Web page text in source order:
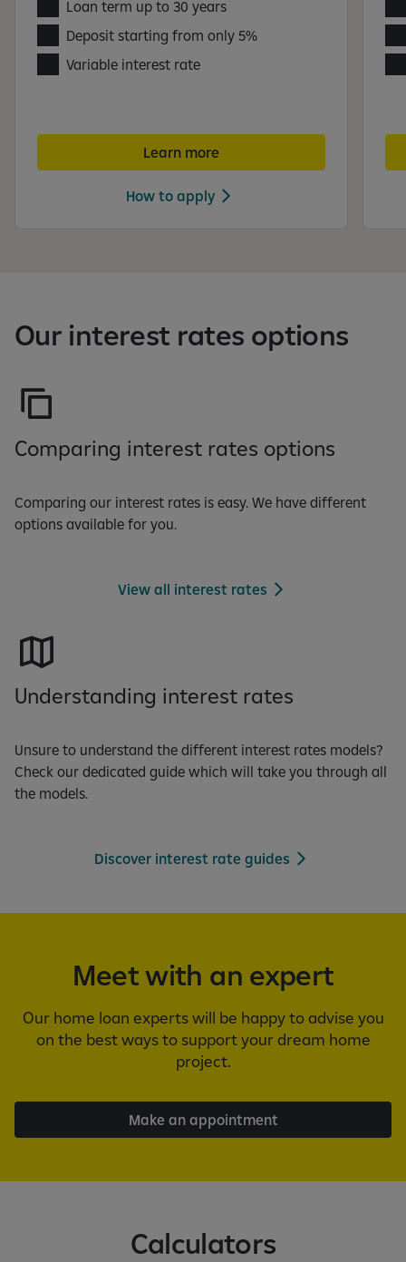
Loan term up to 30 years
Deposit starting from only 5%
Variable interest rate
Learn more
How to apply
t
ë
u
h
m
1
e
Our interest rates options
Comparing interest rates options
Comparing our interest rates is easy. We have different
options available for you.
View all interest rates
Understanding interest rates
Unsure to understand the different interest rates models?
Check our dedicated guide which will take you through all
the models.
Discover interest rate guides
Meet with an expert
Our home loan experts will be happy to advise you
on the best ways to support your dream home
project.
Make an appointment
Calculators